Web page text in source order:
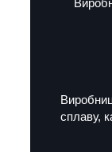
сплаву,